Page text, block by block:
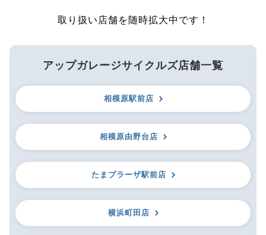
取り扱い店舗を随時拡大中です！
アップガレージサイクルズ店舗一覧
相模原駅前店
相模原由野台店
たまプラーザ駅前店
横浜町田店